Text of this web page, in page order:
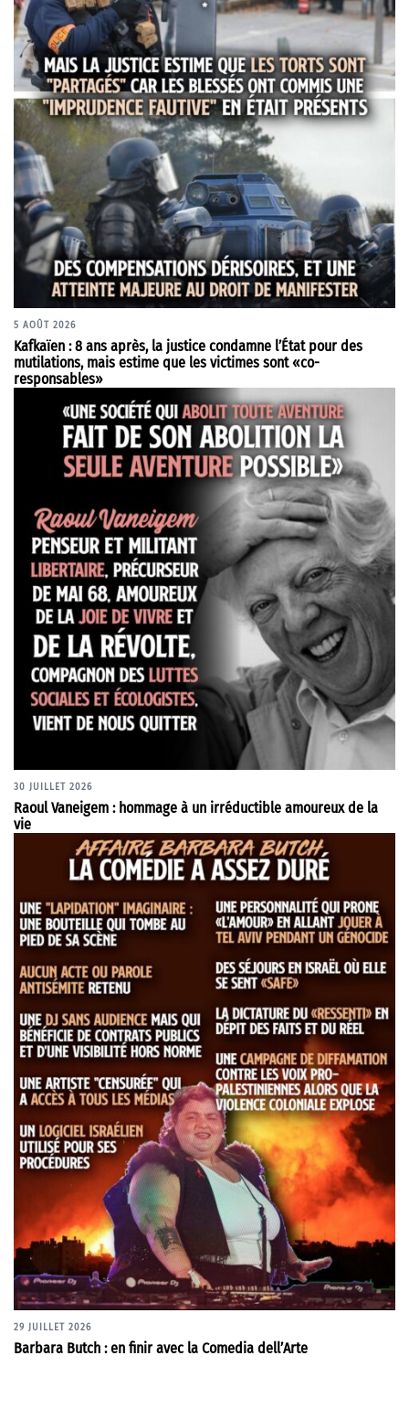
5 AOÛT 2026
Kafkaïen : 8 ans après, la justice condamne l’État pour des
mutilations, mais estime que les victimes sont «co-
responsables»
30 JUILLET 2026
Raoul Vaneigem : hommage à un irréductible amoureux de la
vie
29 JUILLET 2026
Barbara Butch : en finir avec la Comedia dell’Arte